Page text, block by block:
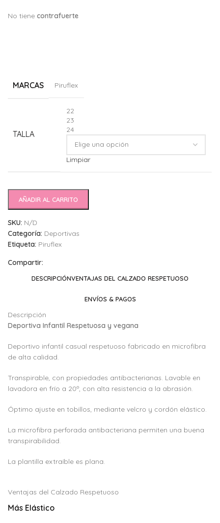
No tiene contrafuerte
MARCAS Piruflex
TALLA
22
23
24
Limpiar
AÑADIR AL CARRITO
SKU: N/D
Categoría: Deportivas
Etiqueta: Piruflex
Compartir:
DESCRIPCIÓNVENTAJAS DEL CALZADO RESPETUOSO
ENVÍOS & PAGOS
Descripción
Deportiva Infantil Respetuosa y vegana
Deportivo infantil casual respetuoso fabricado en microfibra
de alta calidad.
Transpirable, con propiedades antibacterianas. Lavable en
lavadora en frío a 20º, con alta resistencia a la abrasión.
Óptimo ajuste en tobillos, mediante velcro y cordón elástico.
La microfibra perforada antibacteriana permiten una buena
transpirabilidad.
La plantilla extraíble es plana.
Ventajas del Calzado Respetuoso
Más Elástico